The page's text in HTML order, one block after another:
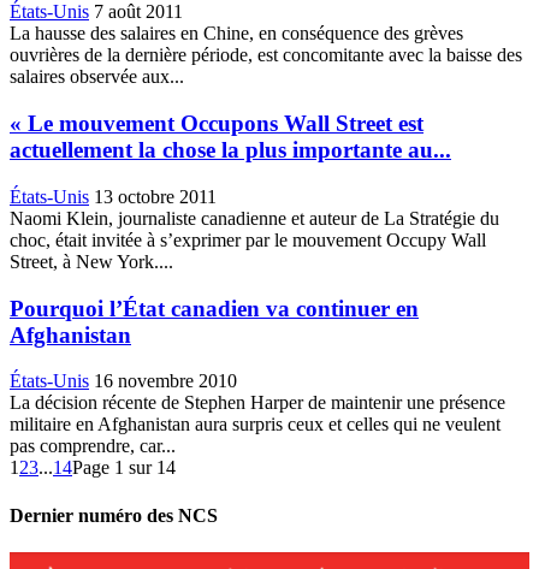
États-Unis 7 août 2011
La hausse des salaires en Chine, en conséquence des grèves
ouvrières de la dernière période, est concomitante avec la baisse des
salaires observée aux...
« Le mouvement Occupons Wall Street est
actuellement la chose la plus importante au...
États-Unis 13 octobre 2011
Naomi Klein, journaliste canadienne et auteur de La Stratégie du
choc, était invitée à s’exprimer par le mouvement Occupy Wall
Street, à New York....
Pourquoi l’État canadien va continuer en
Afghanistan
États-Unis 16 novembre 2010
La décision récente de Stephen Harper de maintenir une présence
militaire en Afghanistan aura surpris ceux et celles qui ne veulent
pas comprendre, car...
1 23...14Page 1 sur 14
Dernier numéro des NCS